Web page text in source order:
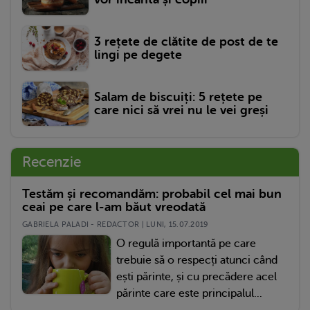
3 rețete de clătite de post de te
lingi pe degete
Salam de biscuiți: 5 rețete pe
care nici să vrei nu le vei greși
Recenzie
Testăm și recomandăm: probabil cel mai bun
ceai pe care l-am băut vreodată
GABRIELA PALADI - REDACTOR | LUNI, 15.07.2019
O regulă importantă pe care
trebuie să o respecți atunci când
ești părinte, și cu precădere acel
părinte care este principalul...